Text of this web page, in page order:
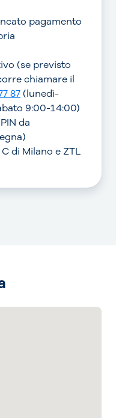
pagamento
(se previsto
chiamare il
87(lunedì-
9:00-14:00)
da
di Milano e ZTL